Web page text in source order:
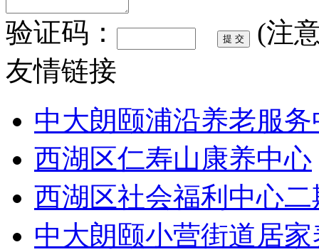
验证码：
(注
友情链接
中大朗颐浦沿养老服务
西湖区仁寿山康养中心
西湖区社会福利中心二
中大朗颐小营街道居